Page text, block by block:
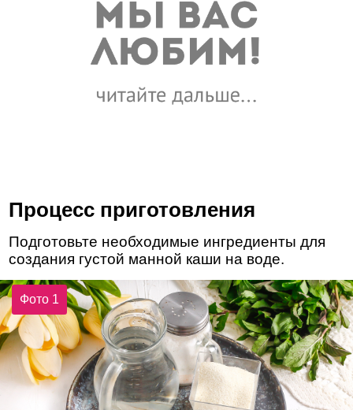
Процесс приготовления
Подготовьте необходимые ингредиенты для
создания густой манной каши на воде.
Фото 1